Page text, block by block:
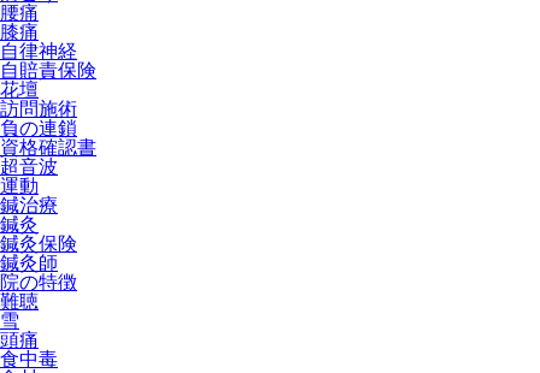
腰痛
膝痛
自律神経
自賠責保険
花壇
訪問施術
負の連鎖
資格確認書
超音波
運動
鍼治療
鍼灸
鍼灸保険
鍼灸師
院の特徴
難聴
雪
頭痛
食中毒